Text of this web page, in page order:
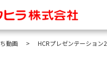
動画 HCRプレゼンテーション2